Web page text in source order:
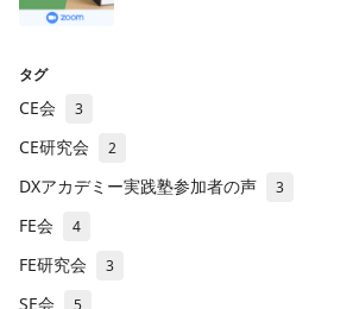
タグ
CE会 3
CE研究会 2
DXアカデミー実践塾参加者の声 3
FE会 4
FE研究会 3
SE会